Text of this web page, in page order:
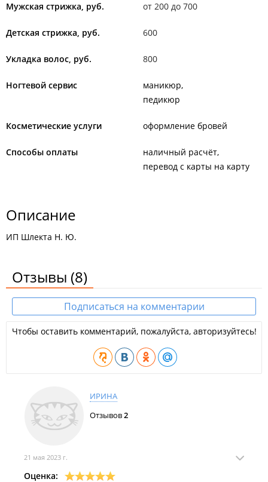
Мужская стрижка, руб. от 200 до 700
Детская стрижка, руб. 600
Укладка волос, руб. 800
Ногтевой сервис
маникюр
педикюр
Косметические услуги оформление бровей
Способы оплаты
наличный расчёт
перевод с карты на карту
Описание
ИП Шлекта Н. Ю.
Отзывы (8)
Подписаться на комментарии
Чтобы оставить комментарий, пожалуйста, авторизуйтесь!
ИРИНА
Отзывов2
21 мая 2023 г.
Оценка: